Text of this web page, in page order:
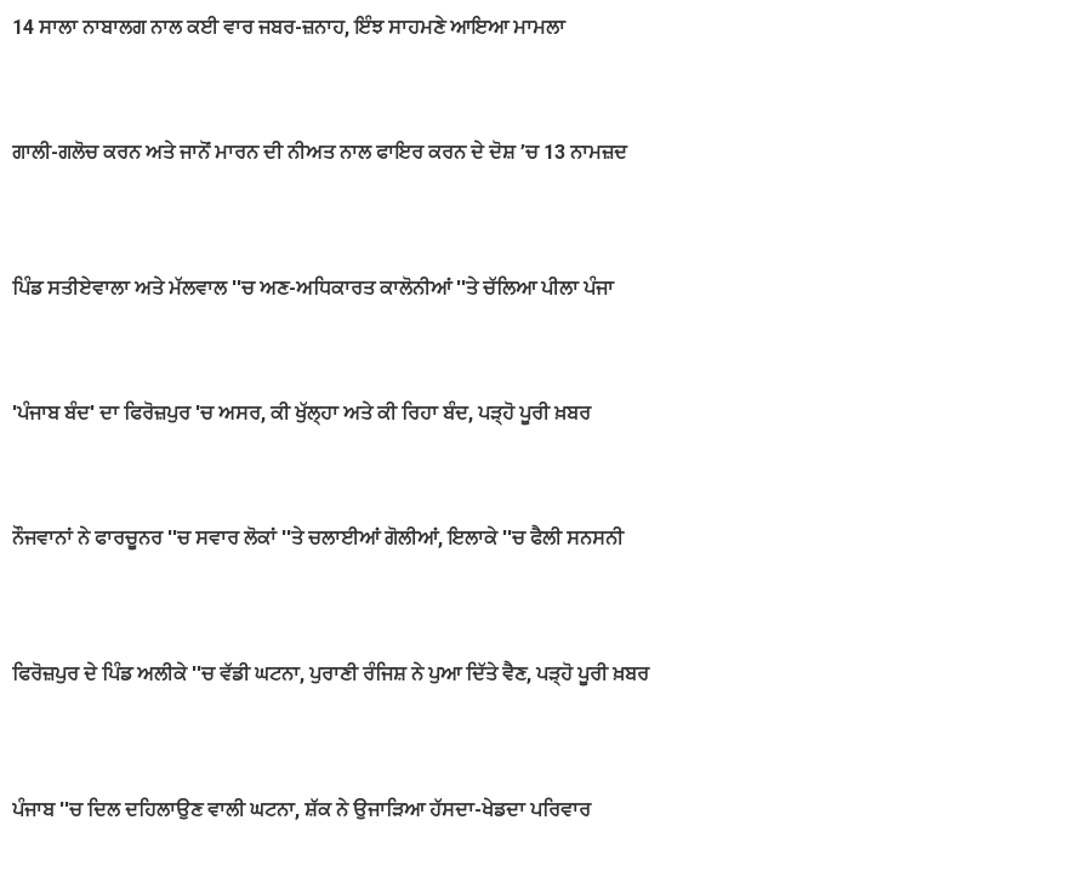
14 ਸਾਲਾ ਨਾਬਾਲਗ ਨਾਲ ਕਈ ਵਾਰ ਜਬਰ-ਜ਼ਨਾਹ, ਇੰਝ ਸਾਹਮਣੇ ਆਇਆ ਮਾਮਲਾ
ਗਾਲੀ-ਗਲੋਚ ਕਰਨ ਅਤੇ ਜਾਨੋਂ ਮਾਰਨ ਦੀ ਨੀਅਤ ਨਾਲ ਫਾਇਰ ਕਰਨ ਦੇ ਦੋਸ਼ ’ਚ 13 ਨਾਮਜ਼ਦ
ਪਿੰਡ ਸਤੀਏਵਾਲਾ ਅਤੇ ਮੱਲਵਾਲ ''ਚ ਅਣ-ਅਧਿਕਾਰਤ ਕਾਲੋਨੀਆਂ ''ਤੇ ਚੱਲਿਆ ਪੀਲਾ ਪੰਜਾ
'ਪੰਜਾਬ ਬੰਦ' ਦਾ ਫਿਰੋਜ਼ਪੁਰ 'ਚ ਅਸਰ, ਕੀ ਖੁੱਲ੍ਹਾ ਅਤੇ ਕੀ ਰਿਹਾ ਬੰਦ, ਪੜ੍ਹੋ ਪੂਰੀ ਖ਼ਬਰ
ਨੌਜਵਾਨਾਂ ਨੇ ਫਾਰਚੂਨਰ ''ਚ ਸਵਾਰ ਲੋਕਾਂ ''ਤੇ ਚਲਾਈਆਂ ਗੋਲੀਆਂ, ਇਲਾਕੇ ''ਚ ਫੈਲੀ ਸਨਸਨੀ
ਫਿਰੋਜ਼ਪੁਰ ਦੇ ਪਿੰਡ ਅਲੀਕੇ ''ਚ ਵੱਡੀ ਘਟਨਾ, ਪੁਰਾਣੀ ਰੰਜਿਸ਼ ਨੇ ਪੁਆ ਦਿੱਤੇ ਵੈਣ, ਪੜ੍ਹੋ ਪੂਰੀ ਖ਼ਬਰ
ਪੰਜਾਬ ''ਚ ਦਿਲ ਦਹਿਲਾਉਣ ਵਾਲੀ ਘਟਨਾ, ਸ਼ੱਕ ਨੇ ਉਜਾੜਿਆ ਹੱਸਦਾ-ਖੇਡਦਾ ਪਰਿਵਾਰ